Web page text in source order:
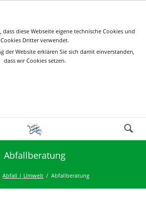
diese Webseite eigene technische Cookies und
Cookies Dritter verwendet.
der Website erklären Sie sich damit einverstanden,
dass wir Cookies setzen.
Abfallberatung
Abfall | Umwelt Abfallberatung